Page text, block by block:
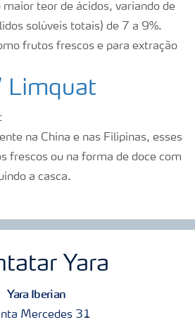
maior teor de ácidos, variando de
solúveis totais) de 7 a 9%.
frutos frescos e para extração
Limquat
na China e nas Filipinas, esses
frescos ou na forma de doce com
a casca.
Yara
Yara Iberian
Mercedes 31